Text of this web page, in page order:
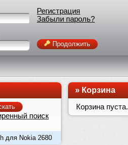
Регистрация
Забыли пароль?
Продолжить
поиск
для Nokia 2680
»Корзина
Корзина пуста.